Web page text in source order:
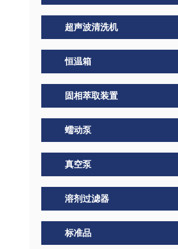
超声波清洗机
恒温箱
固相萃取装置
蠕动泵
真空泵
溶剂过滤器
标准品